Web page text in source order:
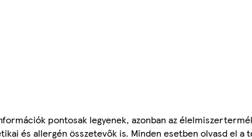
pontosak legyenek, azonban az
és allergén összetevők is. Minden esetben olvasd el